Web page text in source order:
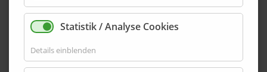
Statistik / Analyse Cookies
Details einblenden